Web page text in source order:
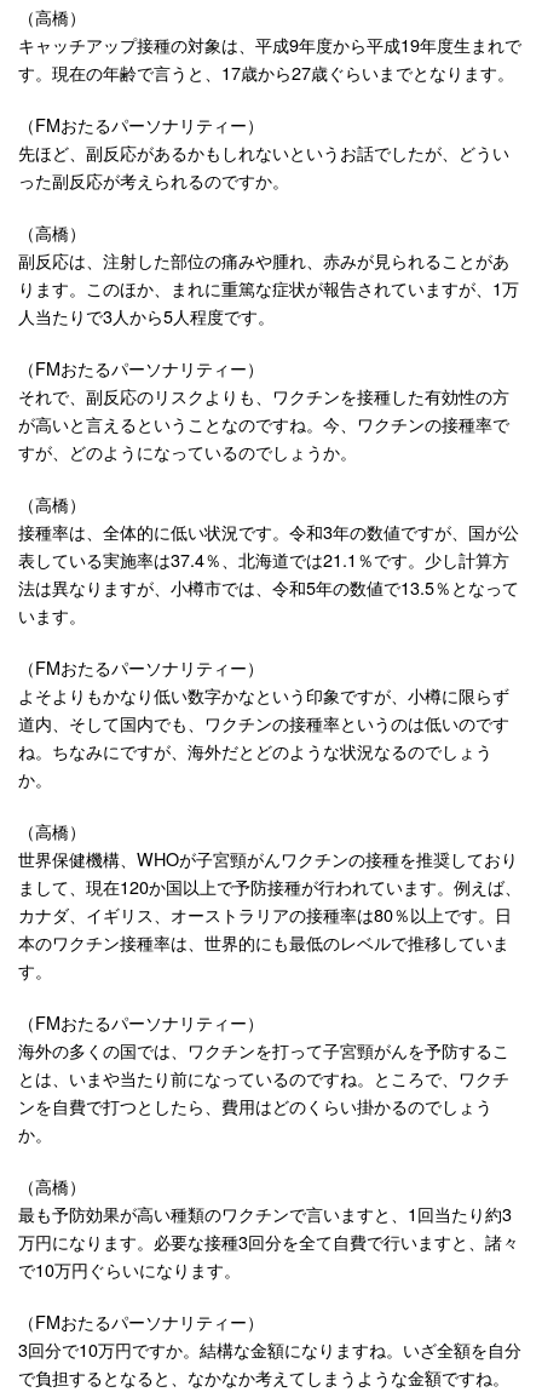
（高橋）
キャッチアップ接種の対象は、平成9年度から平成19年度生まれで
す。現在の年齢で言うと、17歳から27歳ぐらいまでとなります。
（FMおたるパーソナリティー）
先ほど、副反応があるかもしれないというお話でしたが、どうい
った副反応が考えられるのですか。
（高橋）
副反応は、注射した部位の痛みや腫れ、赤みが見られることがあ
ります。このほか、まれに重篤な症状が報告されていますが、1万
人当たりで3人から5人程度です。
（FMおたるパーソナリティー）
それで、副反応のリスクよりも、ワクチンを接種した有効性の方
が高いと言えるということなのですね。今、ワクチンの接種率で
すが、どのようになっているのでしょうか。
（高橋）
接種率は、全体的に低い状況です。令和3年の数値ですが、国が公
表している実施率は37.4％、北海道では21.1％です。少し計算方
法は異なりますが、小樽市では、令和5年の数値で13.5％となって
います。
（FMおたるパーソナリティー）
よそよりもかなり低い数字かなという印象ですが、小樽に限らず
道内、そして国内でも、ワクチンの接種率というのは低いのです
ね。ちなみにですが、海外だとどのような状況なるのでしょう
か。
（高橋）
世界保健機構、WHOが子宮頸がんワクチンの接種を推奨しており
まして、現在120か国以上で予防接種が行われています。例えば、
カナダ、イギリス、オーストラリアの接種率は80％以上です。日
本のワクチン接種率は、世界的にも最低のレベルで推移していま
す。
（FMおたるパーソナリティー）
海外の多くの国では、ワクチンを打って子宮頸がんを予防するこ
とは、いまや当たり前になっているのですね。ところで、ワクチ
ンを自費で打つとしたら、費用はどのくらい掛かるのでしょう
か。
（高橋）
最も予防効果が高い種類のワクチンで言いますと、1回当たり約3
万円になります。必要な接種3回分を全て自費で行いますと、諸々
で10万円ぐらいになります。
（FMおたるパーソナリティー）
3回分で10万円ですか。結構な金額になりますね。いざ全額を自分
で負担するとなると、なかなか考えてしまうような金額ですね。